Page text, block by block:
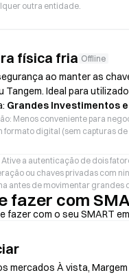
outra entidade.
física fria Offline
ao manter as
Tangem. Ideal para
Grandes Investimentos e
Menos conveniente para
formato digital (sem capturas de
a autenticação de dois
ou chaves privadas com
antes de movimentar grandes
fazer com
fazer com o seu SMART
mercados À vista,